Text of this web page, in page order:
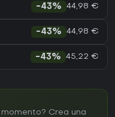
-43% 44,98 €
-43% 44,98 €
-43% 45,22 €
Crea una